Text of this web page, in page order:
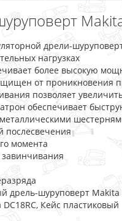
дрели-
нагрузках
более высокую
от проникновения
позволяет
обеспечивает
послесвечения
момента
дрель-шуруповерт Makita
Кейс пластиковый